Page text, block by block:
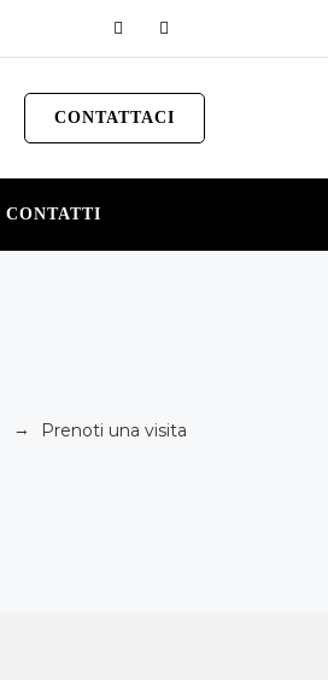
CONTATTACI
CONTATTI
→ Prenoti una visita